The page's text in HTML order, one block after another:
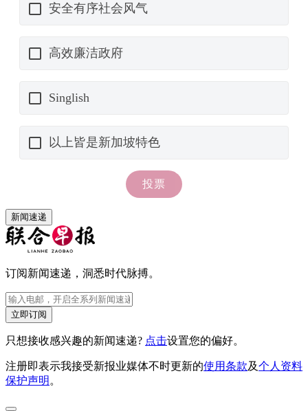
新闻速递
订阅新闻速递，洞悉时代脉搏。
立即订阅
只想接收感兴趣的新闻速递? 点击设置您的偏好。
注册即表示我接受新报业媒体不时更新的使用条款及个人资料
保护声明 。